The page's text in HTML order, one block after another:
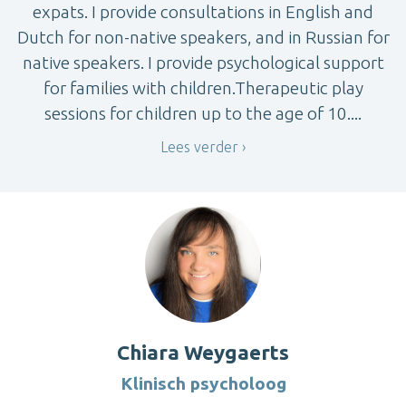
expats. I provide consultations in English and
Dutch for non-native speakers, and in Russian for
native speakers. I provide psychological support
for families with children.Therapeutic play
sessions for children up to the age of 10....
Lees verder
Chiara Weygaerts
Klinisch psycholoog